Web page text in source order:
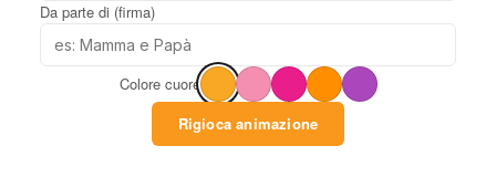
Da parte di (firma)
Colore cuore
Rigioca animazione